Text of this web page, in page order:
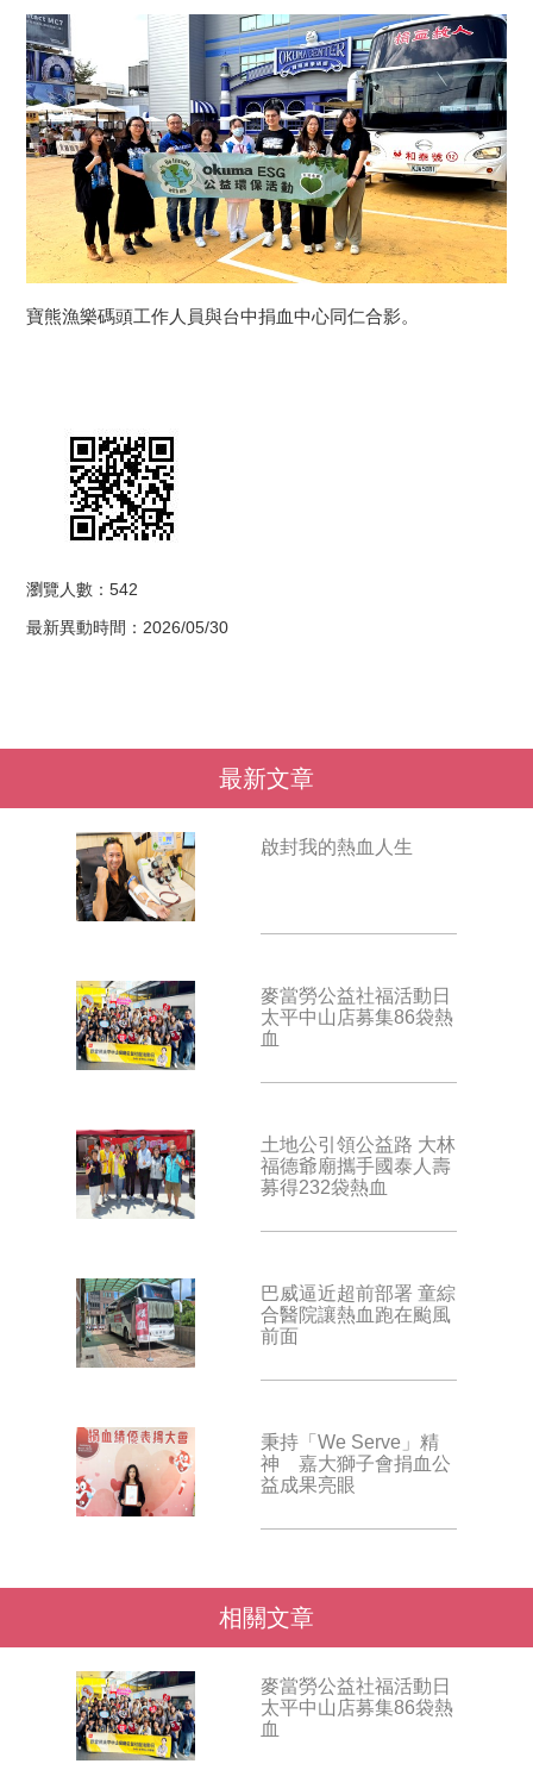
寶熊漁樂碼頭工作人員與台中捐血中心同仁合影。
瀏覽人數：542
最新異動時間：2026/05/30
最新文章
啟封我的熱血人生
麥當勞公益社福活動日
太平中山店募集86袋熱
血
土地公引領公益路 大林
福德爺廟攜手國泰人壽
募得232袋熱血
巴威逼近超前部署 童綜
合醫院讓熱血跑在颱風
前面
秉持「We Serve」精
神 嘉大獅子會捐血公
益成果亮眼
相關文章
麥當勞公益社福活動日
太平中山店募集86袋熱
血